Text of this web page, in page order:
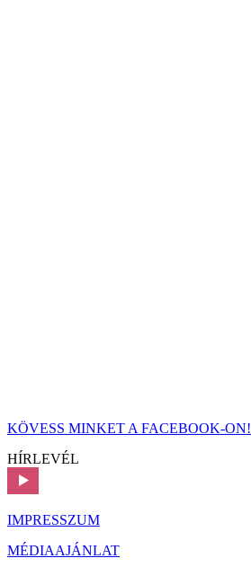
KÖVESS MINKET A FACEBOOK-ON!
HÍRLEVÉL
IMPRESSZUM
MÉDIAAJÁNLAT